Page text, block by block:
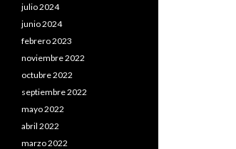
julio 2024
junio 2024
febrero 2023
noviembre 2022
octubre 2022
septiembre 2022
mayo 2022
abril 2022
marzo 2022